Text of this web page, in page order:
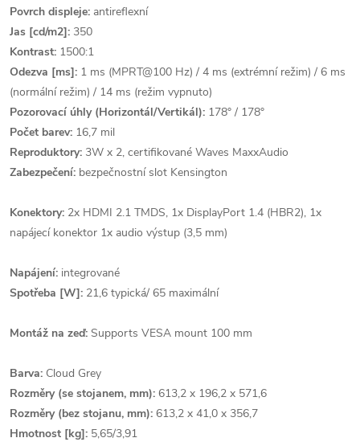
Povrch displeje: antireflexní
Jas [cd/m2]: 350
Kontrast: 1500:1
Odezva [ms]: 1 ms (MPRT@100 Hz) / 4 ms (extrémní režim) / 6 ms
(normální režim) / 14 ms (režim vypnuto)
Pozorovací úhly (Horizontál/Vertikál): 178° / 178°
Počet barev: 16,7 mil
Reproduktory: 3W x 2, certifikované Waves MaxxAudio
Zabezpečení: bezpečnostní slot Kensington
Konektory: 2x HDMI 2.1 TMDS, 1x DisplayPort 1.4 (HBR2), 1x
napájecí konektor 1x audio výstup (3,5 mm)
Napájení: integrované
Spotřeba [W]: 21,6 typická/ 65 maximální
Montáž na zeď: Supports VESA mount 100 mm
Barva: Cloud Grey
Rozměry (se stojanem, mm): 613,2 x 196,2 x 571,6
Rozměry (bez stojanu, mm): 613,2 x 41,0 x 356,7
Hmotnost [kg]: 5,65/3,91